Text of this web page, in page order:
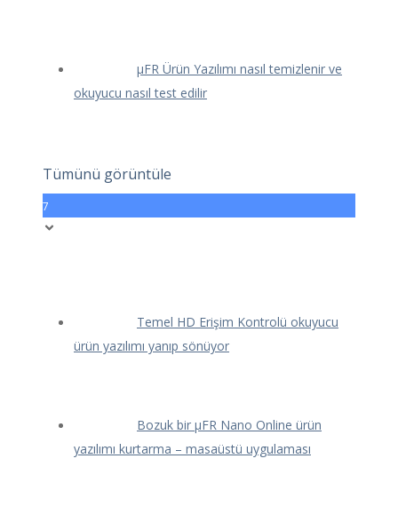
μFR Ürün Yazılımı nasıl temizlenir ve
okuyucu nasıl test edilir
Tümünü görüntüle
7
Temel HD Erişim Kontrolü okuyucu
ürün yazılımı yanıp sönüyor
Bozuk bir μFR Nano Online ürün
yazılımı kurtarma – masaüstü uygulaması